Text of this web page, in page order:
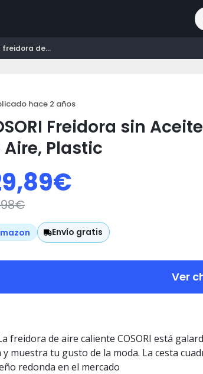
freidora de...
hace 2 años
Freidora sin
Aire, Plastic
€
€
Envío gratis
Ver
freidora de aire caliente COSORI está
muestra tu gusto de la moda. La cesta
redonda en el mercado